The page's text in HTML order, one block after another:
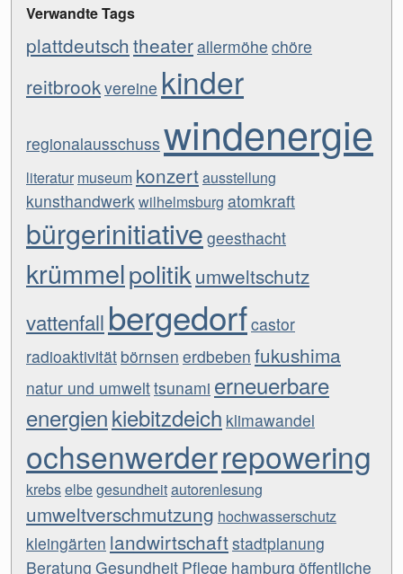
Verwandte Tags
plattdeutsch theaterallermöhe chöre
reitbrookvereine kinder
regionalausschuss windenergie
literatur museum konzertausstellung
kunsthandwerk wilhelmsburg atomkraft
bürgerinitiative geesthacht
krümmelpolitikumweltschutz
vattenfall bergedorfcastor
radioaktivität börnsen erdbeben fukushima
natur und umwelttsunami erneuerbare
energienkiebitzdeich klimawandel
ochsenwerderrepowering
krebselbegesundheitautorenlesung
umweltverschmutzung hochwasserschutz
kleingärten landwirtschaftstadtplanung
Beratung Gesundheit Pflege hamburg öffentliche